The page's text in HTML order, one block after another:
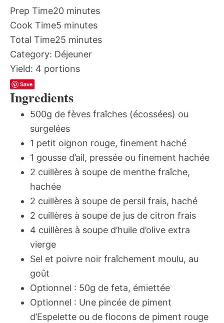
Prep Time20 minutes
Cook Time5 minutes
Total Time25 minutes
Category: Déjeuner
Yield: 4 portions
Save
Ingredients
500g de fèves fraîches (écossées) ou
surgelées
1 petit oignon rouge, finement haché
1 gousse d’ail, pressée ou finement hachée
2 cuillères à soupe de menthe fraîche,
hachée
2 cuillères à soupe de persil frais, haché
2 cuillères à soupe de jus de citron frais
4 cuillères à soupe d’huile d’olive extra
vierge
Sel et poivre noir fraîchement moulu, au
goût
Optionnel : 50g de feta, émiettée
Optionnel : Une pincée de piment
d’Espelette ou de flocons de piment rouge